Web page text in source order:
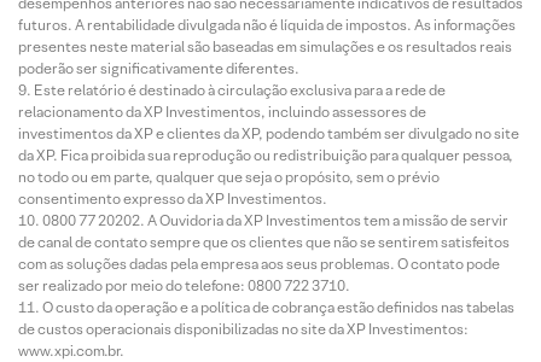
futuros. A rentabilidade divulgada não é líquida de impostos. As informações
presentes neste material são baseadas em simulações e os resultados reais
poderão ser significativamente diferentes.
Este relatório é destinado à circulação exclusiva para a rede de
relacionamento da XP Investimentos, incluindo assessores de
investimentos da XP e clientes da XP, podendo também ser divulgado no site
da XP. Fica proibida sua reprodução ou redistribuição para qualquer pessoa,
no todo ou em parte, qualquer que seja o propósito, sem o prévio
consentimento expresso da XP Investimentos.
0800 77 20202. A Ouvidoria da XP Investimentos tem a missão de servir
de canal de contato sempre que os clientes que não se sentirem satisfeitos
com as soluções dadas pela empresa aos seus problemas. O contato pode
ser realizado por meio do telefone: 0800 722 3710.
O custo da operação e a política de cobrança estão definidos nas tabelas
de custos operacionais disponibilizadas no site da XP Investimentos:
www.xpi.com.br.